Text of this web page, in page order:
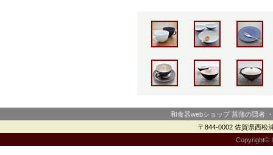
和食器webショップ 菖蒲の隠者
〒844-0002 佐賀県西松
Copyright©